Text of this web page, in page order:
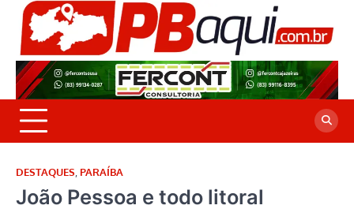
Skip
content
DESTAQUES PARAÍBA
João Pessoa e todo litoral